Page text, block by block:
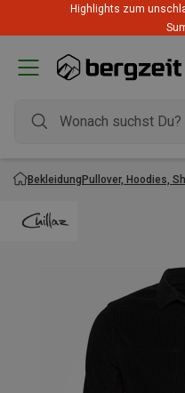
Highlights zum
BekleidungPullover, Hoodies,